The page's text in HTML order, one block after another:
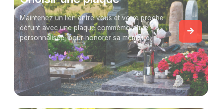
Maintenez un lien entre vous et votre proche
défunt avec une plaque commémorative
personnalisée, pour honorer sa mémoire.